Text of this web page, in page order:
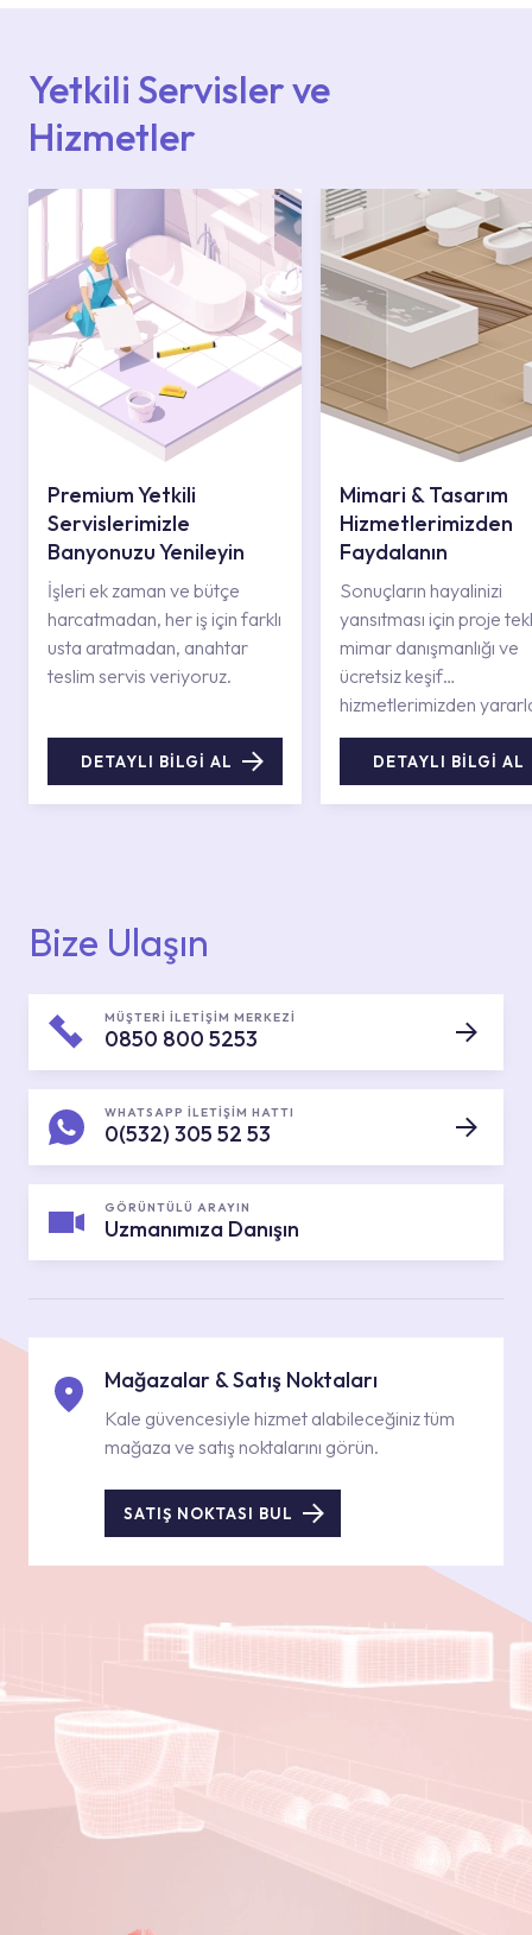
Yetkili Servisler ve
Hizmetler
Premium Yetkili
Servislerimizle
Banyonuzu Yenileyin
İşleri ek zaman ve bütçe
harcatmadan, her iş için farklı
usta aratmadan, anahtar
teslim servis veriyoruz.
DETAYLI BİLGİ AL
Mimari & Tasarım
Hizmetlerimizden
Faydalanın
Sonuçların hayalinizi
yansıtması için proje
mimar danışmanlığı ve
ücretsiz keşif
hizmetlerimizden
DETAYLI BİLGİ AL
Bize Ulaşın
MÜŞTERİ İLETİŞİM MERKEZİ
0850 800 5253
WHATSAPP İLETİŞİM HATTI
0(532) 305 52 53
GÖRÜNTÜLÜ ARAYIN
Uzmanımıza Danışın
Mağazalar & Satış Noktaları
Kale güvencesiyle hizmet alabileceğiniz tüm
mağaza ve satış noktalarını görün.
SATIŞ NOKTASI BUL